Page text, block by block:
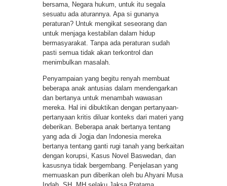
bersama, Negara hukum, untuk itu segala
sesuatu ada aturannya. Apa si gunanya
peraturan? Untuk mengikat seseorang dan
untuk menjaga kestabilan dalam hidup
bermasyarakat. Tanpa ada peraturan sudah
pasti semua tidak akan terkontrol dan
menimbulkan masalah.
Penyampaian yang begitu renyah membuat
beberapa anak antusias dalam mendengarkan
dan bertanya untuk menambah wawasan
mereka. Hal ini dibuktikan dengan pertanyaan-
pertanyaan kritis diluar konteks dari materi yang
deberikan. Beberapa anak bertanya tentang
yang ada di Jogja dan Indonesia mereka
bertanya tentang ganti rugi tanah yang berkaitan
dengan korupsi, Kasus Novel Baswedan, dan
kasusnya tidak bergembang. Penjelasan yang
memuaskan pun diberikan oleh bu Ahyani Musa